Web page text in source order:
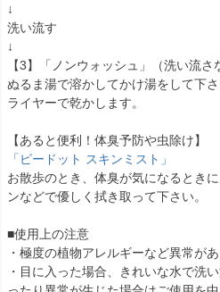
↓
洗い流す
↓
【3】「ノンウォッシュ」（洗い流さ
ぬるま湯で溶かしてかけ湯をして下
ライヤーで乾かします。
【あると便利！体臭予防や虫除け】
「ピードット スキンミスト」
お散歩のとき、体臭が気になるとき
ンなどで優しく拭き取って下さい。
■使用上の注意
・極度の植物アレルギーなど異常が
・目に入った場合、きれいな水で洗